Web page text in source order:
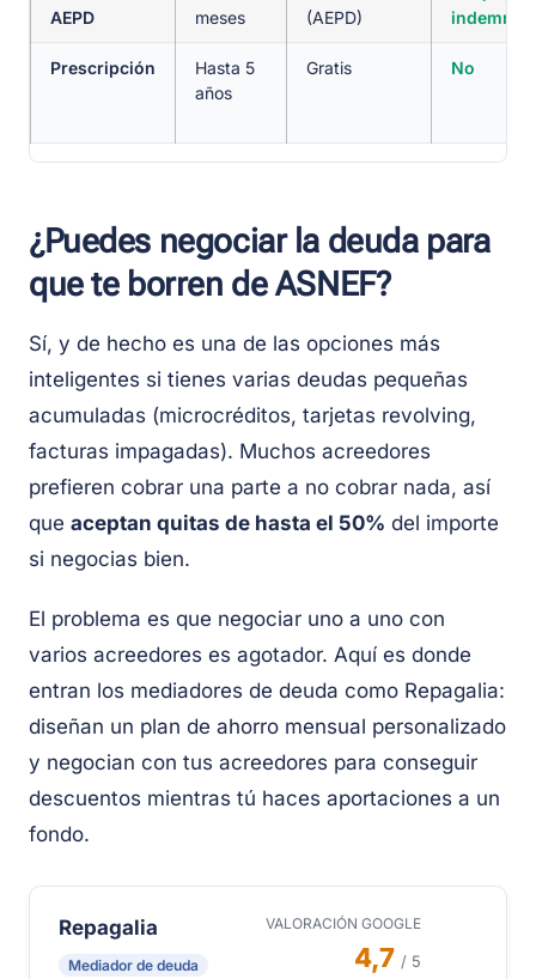
AEPD
meses
(AEPD)
Prescripción
Hasta 5
años
Gratis No
¿Puedes negociar la deuda para
que te borren de ASNEF?
Sí, y de hecho es una de las opciones más
inteligentes si tienes varias deudas pequeñas
acumuladas (microcréditos, tarjetas revolving,
facturas impagadas). Muchos acreedores
prefieren cobrar una parte a no cobrar nada, así
que aceptan quitas de hasta el 50% del importe
si negocias bien.
El problema es que negociar uno a uno con
varios acreedores es agotador. Aquí es donde
entran los mediadores de deuda como Repagalia:
diseñan un plan de ahorro mensual personalizado
y negocian con tus acreedores para conseguir
descuentos mientras tú haces aportaciones a un
fondo.
Repagalia
Mediador de deuda
VALORACIÓN GOOGLE
4,7 / 5